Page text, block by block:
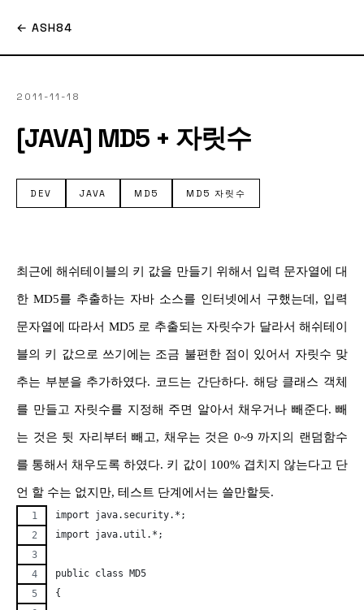
← ASH84
2011-11-18
[JAVA] MD5 + 자릿수
DEV JAVA MD5 MD5 자릿수
최근에 해쉬테이블의 키 값을 만들기 위해서 입력 문자열에 대
한 MD5를 추출하는 자바 소스를 인터넷에서 구했는데, 입력
문자열에 따라서 MD5 로 추출되는 자릿수가 달라서 해쉬테이
블의 키 값으로 쓰기에는 조금 불편한 점이 있어서 자릿수 맞
추는 부분을 추가하였다. 코드는 간단하다. 해당 클래스 객체
를 만들고 자릿수를 지정해 주면 알아서 채우거나 빼준다. 빼
는 것은 뒷 자리부터 빼고, 채우는 것은 0~9 까지의 랜덤함수
를 통해서 채우도록 하였다. 키 값이 100% 겹치지 않는다고 단
언 할 수는 없지만, 테스트 단계에서는 쓸만할듯.
import java.security.*;
import java.util.*;
public class MD5
{